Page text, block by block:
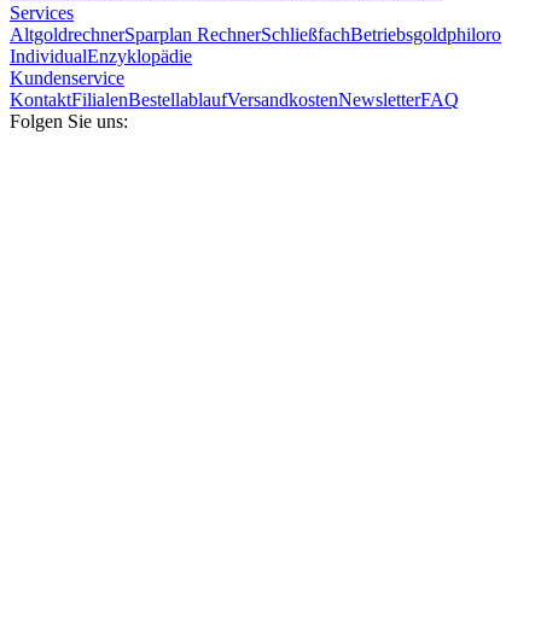
Services
AltgoldrechnerSparplan RechnerSchließfachBetriebsgoldphiloro
IndividualEnzyklopädie
Kundenservice
KontaktFilialenBestellablaufVersandkostenNewsletterFAQ
Folgen Sie uns: